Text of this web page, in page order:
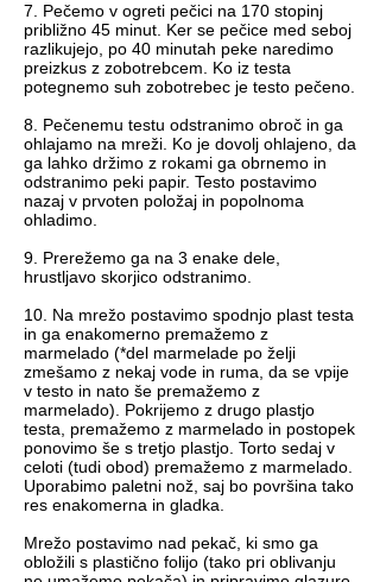
7. Pečemo v ogreti pečici na 170 stopinj
približno 45 minut. Ker se pečice med seboj
razlikujejo, po 40 minutah peke naredimo
preizkus z zobotrebcem. Ko iz testa
potegnemo suh zobotrebec je testo pečeno.
8. Pečenemu testu odstranimo obroč in ga
ohlajamo na mreži. Ko je dovolj ohlajeno, da
ga lahko držimo z rokami ga obrnemo in
odstranimo peki papir. Testo postavimo
nazaj v prvoten položaj in popolnoma
ohladimo.
9. Prerežemo ga na 3 enake dele,
hrustljavo skorjico odstranimo.
10. Na mrežo postavimo spodnjo plast testa
in ga enakomerno premažemo z
marmelado (*del marmelade po želji
zmešamo z nekaj vode in ruma, da se vpije
v testo in nato še premažemo z
marmelado). Pokrijemo z drugo plastjo
testa, premažemo z marmelado in postopek
ponovimo še s tretjo plastjo. Torto sedaj v
celoti (tudi obod) premažemo z marmelado.
Uporabimo paletni nož, saj bo površina tako
res enakomerna in gladka.
Mrežo postavimo nad pekač, ki smo ga
obložili s plastično folijo (tako pri oblivanju